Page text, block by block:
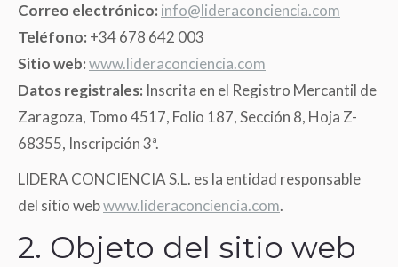
Correo electrónico: info@lideraconciencia.com
Teléfono: +34 678 642 003
Sitio web:www.lideraconciencia.com
Datos registrales: Inscrita en el Registro Mercantil de
Zaragoza, Tomo 4517, Folio 187, Sección 8, Hoja Z-
68355, Inscripción 3ª.
LIDERA CONCIENCIA S.L. es la entidad responsable
del sitio webwww.lideraconciencia.com.
2. Objeto del sitio web